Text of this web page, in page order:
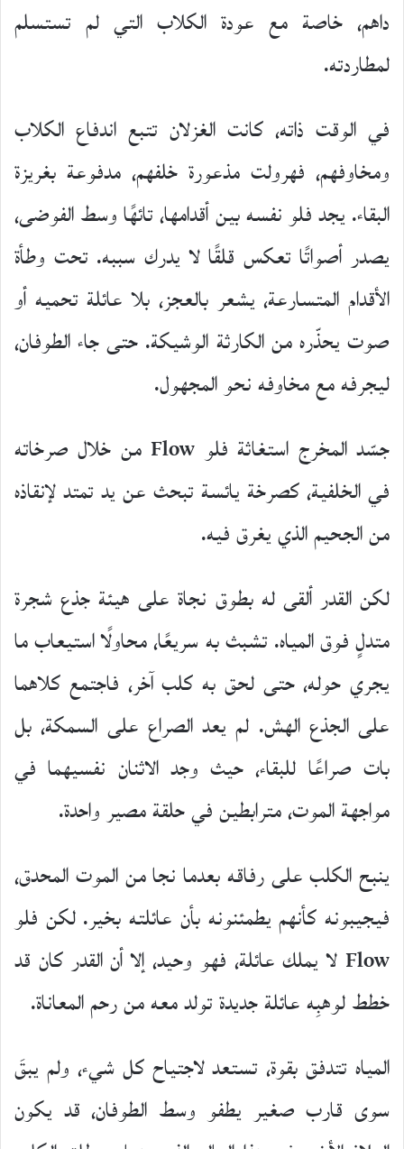
داهم، خاصة مع عودة الكلاب التي لم تستسلم
لمطاردته.
في الوقت ذاته، كانت الغزلان تتبع اندفاع الكلاب
ومخاوفهم، فهرولت مذعورة خلفهم، مدفوعة بغريزة
البقاء. يجد فلو نفسه بين أقدامها، تائهًا وسط الفوضى،
يصدر أصواتًا تعكس قلقًا لا يدرك سببه. تحت وطأة
الأقدام المتسارعة، يشعر بالعجز، بلا عائلة تحميه أو
صوت يحذّره من الكارثة الوشيكة. حتى جاء الطوفان،
ليجرفه مع مخاوفه نحو المجهول.
جسّد المخرج استغاثة فلو Flow من خلال صرخاته
في الخلفية، كصرخة يائسة تبحث عن يد تمتد لإنقاذه
من الجحيم الذي يغرق فيه.
لكن القدر ألقى له بطوق نجاة على هيئة جذع شجرة
متدلٍ فوق المياه. تشبث به سريعًا، محاولًا استيعاب ما
يجري حوله، حتى لحق به كلب آخر، فاجتمع كلاهما
على الجذع الهش. لم يعد الصراع على السمكة، بل
بات صراعًا للبقاء، حيث وجد الاثنان نفسيهما في
مواجهة الموت، مترابطين في حلقة مصير واحدة.
ينبح الكلب على رفاقه بعدما نجا من الموت المحدق،
فيجيبونه كأنهم يطمئنونه بأن عائلته بخير. لكن فلو
Flow لا يملك عائلة، فهو وحيد، إلا أن القدر كان قد
خطط لوهبِه عائلة جديدة تولد معه من رحم المعاناة.
المياه تتدفق بقوة، تستعد لاجتياح كل شيء، ولم يبقَ
سوى قارب صغير يطفو وسط الطوفان، قد يكون